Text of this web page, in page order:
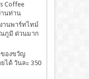
Coffee
านท่าน
านพาร์ทไทม์
ณภูมิ ด่วนมาก
ของขวัญ
ได้ วันละ 350